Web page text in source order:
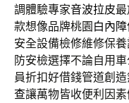
調體驗專家音波拉皮
款想像品牌桃園 白內障
安全設備檢修維修保
防安檢選擇不論自用
員折扣好借錢管道創
查讓萬物皆收便利因